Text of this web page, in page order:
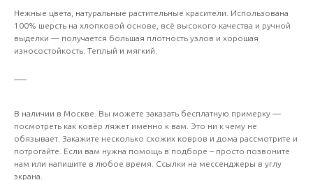
Нежные цвета, натуральные растительные красители. Использована
100% шерсть на хлопковой основе, всё высокого качества и ручной
выделки — получается большая плотность узлов и хорошая
износостойкость. Теплый и мягкий.
В наличии в Москве. Вы можете заказать бесплатную примерку —
посмотреть как ковёр ляжет именно к вам. Это ни к чему не
обязывает. Закажите несколько схожих ковров и дома рассмотрите и
потрогайте. Если вам нужна помощь в подборе – просто позвоните
нам или напишите в любое время. Ссылки на мессенджеры в углу
экрана.